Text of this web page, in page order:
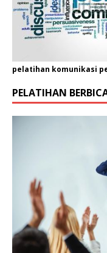
pelatihan komunikasi
PELATIHAN